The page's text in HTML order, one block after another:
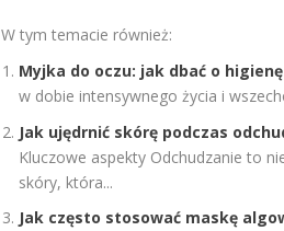
W tym temacie również:
Myjka do oczu: jak dbać o
w dobie intensywnego życia i
Jak ujędrnić skórę podczas
Kluczowe aspekty Odchudzanie to
skóry, która...
Jak często stosować maskę